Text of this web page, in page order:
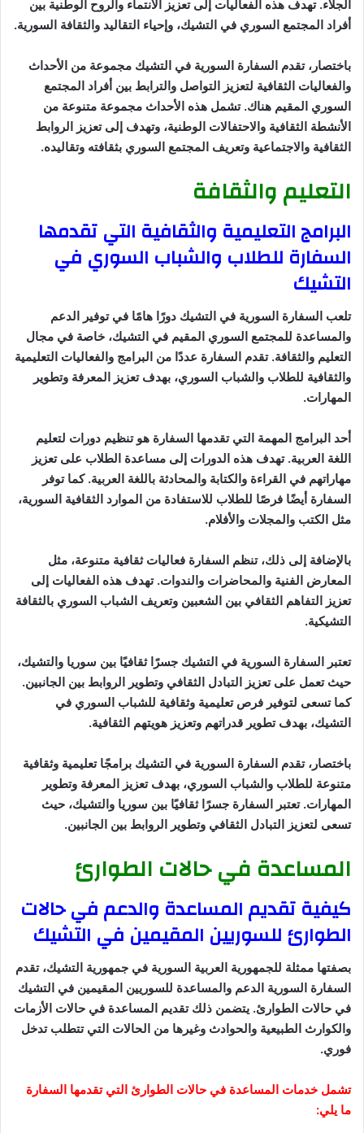
الجلاء. تهدف هذه الفعاليات إلى تعزيز الانتماء والروح الوطنية بين
أفراد المجتمع السوري في التشيك، وإحياء التقاليد والثقافة السورية.
باختصار، تقدم السفارة السورية في التشيك مجموعة من الأحداث
والفعاليات الثقافية لتعزيز التواصل والترابط بين أفراد المجتمع
السوري المقيم هناك. تشمل هذه الأحداث مجموعة متنوعة من
الأنشطة الثقافية والاحتفالات الوطنية، وتهدف إلى تعزيز الروابط
الثقافية والاجتماعية وتعريف المجتمع السوري بثقافته وتقاليده.
التعليم والثقافة
البرامج التعليمية والثقافية التي تقدمها
السفارة للطلاب والشباب السوري في
التشيك
تلعب السفارة السورية في التشيك دورًا هامًا في توفير الدعم
والمساعدة للمجتمع السوري المقيم في التشيك، خاصة في مجال
التعليم والثقافة. تقدم السفارة عددًا من البرامج والفعاليات التعليمية
والثقافية للطلاب والشباب السوري، بهدف تعزيز المعرفة وتطوير
المهارات.
أحد البرامج المهمة التي تقدمها السفارة هو تنظيم دورات لتعليم
اللغة العربية. تهدف هذه الدورات إلى مساعدة الطلاب على تعزيز
مهاراتهم في القراءة والكتابة والمحادثة باللغة العربية. كما توفر
السفارة أيضًا فرصًا للطلاب للاستفادة من الموارد الثقافية السورية،
مثل الكتب والمجلات والأفلام.
بالإضافة إلى ذلك، تنظم السفارة فعاليات ثقافية متنوعة، مثل
المعارض الفنية والمحاضرات والندوات. تهدف هذه الفعاليات إلى
تعزيز التفاهم الثقافي بين الشعبين وتعريف الشباب السوري بالثقافة
التشيكية.
تعتبر السفارة السورية في التشيك جسرًا ثقافيًا بين سوريا والتشيك،
حيث تعمل على تعزيز التبادل الثقافي وتطوير الروابط بين الجانبين.
كما تسعى لتوفير فرص تعليمية وثقافية للشباب السوري في
التشيك، بهدف تطوير قدراتهم وتعزيز هويتهم الثقافية.
باختصار، تقدم السفارة السورية في التشيك برامجًا تعليمية وثقافية
متنوعة للطلاب والشباب السوري، بهدف تعزيز المعرفة وتطوير
المهارات. تعتبر السفارة جسرًا ثقافيًا بين سوريا والتشيك، حيث
تسعى لتعزيز التبادل الثقافي وتطوير الروابط بين الجانبين.
المساعدة في حالات الطوارئ
كيفية تقديم المساعدة والدعم في حالات
الطوارئ للسوريين المقيمين في التشيك
بصفتها ممثلة للجمهورية العربية السورية في جمهورية التشيك، تقدم
السفارة السورية الدعم والمساعدة للسوريين المقيمين في التشيك
في حالات الطوارئ. يتضمن ذلك تقديم المساعدة في حالات الأزمات
والكوارث الطبيعية والحوادث وغيرها من الحالات التي تتطلب تدخل
فوري.
تشمل خدمات المساعدة في حالات الطوارئ التي تقدمها السفارة
ما يلي: